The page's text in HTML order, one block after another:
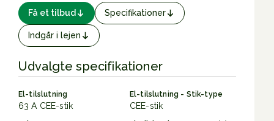
Få et tilbud Specifikationer
Indgår i lejen
Udvalgte specifikationer
El-tilslutning
63 A CEE-stik
El-tilslutning - Stik-type
CEE-stik